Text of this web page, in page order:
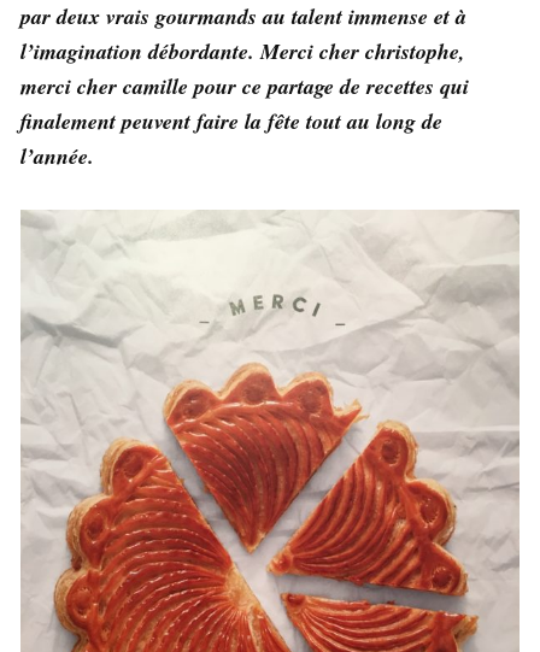
par deux vrais gourmands au talent immense et à
l’imagination débordante. Merci cher christophe,
merci cher camille pour ce partage de recettes qui
finalement peuvent faire la fête tout au long de
l’année.